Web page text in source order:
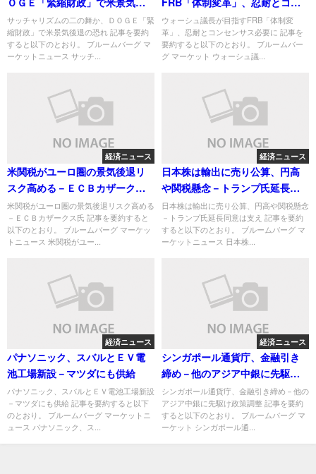
退の恐れ
サッチャリズムの二の舞か、ＤＯＧＥ「緊
縮財政」で米景気後退の恐れ 記事を要約
すると以下のとおり。 ブルームバーグ マ
ーケットニュース サッチ...
センサス必要に
ウォーシュ議長が目指すFRB「体制変
革」、忍耐とコンセンサス必要に 記事を
要約すると以下のとおり。 ブルームバー
グ マーケット ウォーシュ議...
経済ニュース
米関税がユーロ圏の景気後退リ
スク高める－ＥＣＢカザークス
氏
米関税がユーロ圏の景気後退リスク高める
－ＥＣＢカザークス氏 記事を要約すると
以下のとおり。 ブルームバーグ マーケッ
トニュース 米関税がユー...
経済ニュース
日本株は輸出に売り公算、円高
や関税懸念－トランプ氏延長同
意は支え
日本株は輸出に売り公算、円高や関税懸念
－トランプ氏延長同意は支え 記事を要約
すると以下のとおり。 ブルームバーグ マ
ーケットニュース 日本株...
経済ニュース
パナソニック、スバルとＥＶ電
池工場新設－マツダにも供給
パナソニック、スバルとＥＶ電池工場新設
－マツダにも供給 記事を要約すると以下
のとおり。 ブルームバーグ マーケットニ
ュース パナソニック、ス...
経済ニュース
シンガポール通貨庁、金融引き
締め－他のアジア中銀に先駆け
政策調整
シンガポール通貨庁、金融引き締め－他の
アジア中銀に先駆け政策調整 記事を要約
すると以下のとおり。 ブルームバーグ マ
ーケット シンガポール通...